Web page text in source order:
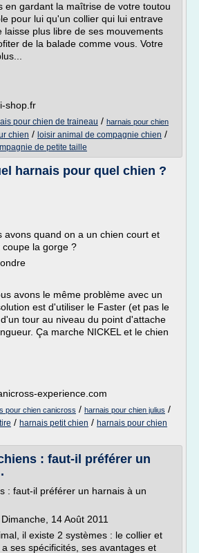
en gardant la maîtrise de votre toutou
pour lui qu'un collier qui lui entrave
laisse plus libre de ses mouvements
de la balade comme vous. Votre
shop.fr
pour chien de traineau / harnais pour chien
chien / loisir animal de compagnie chien /
de petite taille
harnais pour quel chien ?
avons quand on a un chien court et
la gorge ?
avons le même problème avec un
est d'utiliser le Faster (et pas le
tour au niveau du point d'attache
Ça marche NICKEL et le chien
experience.com
pour chien canicross / harnais pour chien julius /
/ harnais petit chien / harnais pour chien
: faut-il préférer un
: faut-il préférer un harnais à un
14 Août 2011
il existe 2 systèmes : le collier et
ses spécificités, ses avantages et